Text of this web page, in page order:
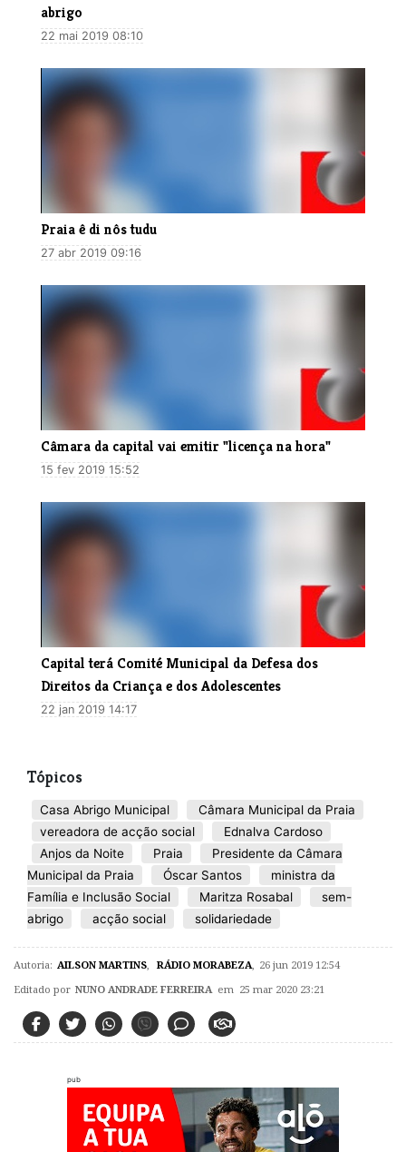
abrigo
22 mai 2019 08:10
Praia ê di nôs tudu
27 abr 2019 09:16
Câmara da capital vai emitir "licença na hora"
15 fev 2019 15:52
Capital terá Comité Municipal da Defesa dos
Direitos da Criança e dos Adolescentes
22 jan 2019 14:17
Tópicos
Casa Abrigo Municipal
Câmara Municipal da Praia
vereadora de acção social
Ednalva Cardoso
Anjos da Noite
Praia
Presidente da Câmara
Municipal da Praia
Óscar Santos
ministra da
Família e Inclusão Social
Maritza Rosabal
sem-
abrigo
acção social solidariedade
Autoria: AILSON MARTINS RÁDIO MORABEZA 26 jun 2019 12:54
Editado por NUNO ANDRADE FERREIRA em 25 mar 2020 23:21
pub